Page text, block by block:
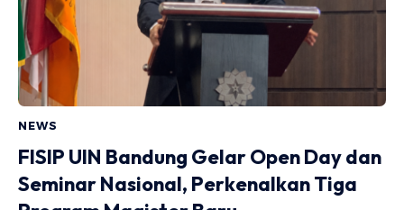
NEWS
FISIP UIN Bandung Gelar Open Day dan
Seminar Nasional, Perkenalkan Tiga